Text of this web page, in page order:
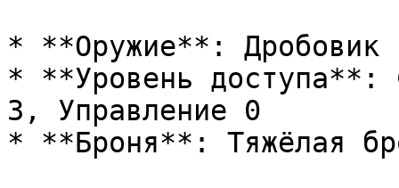
* **Оружие**: Дробовик
* **Уровень доступа**:
3, Управление 0
* **Броня**: Тяжёлая